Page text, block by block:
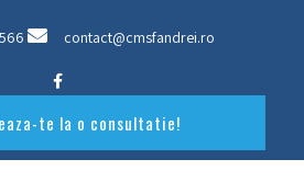
contact@cmsfandrei.ro
te la o consultatie!